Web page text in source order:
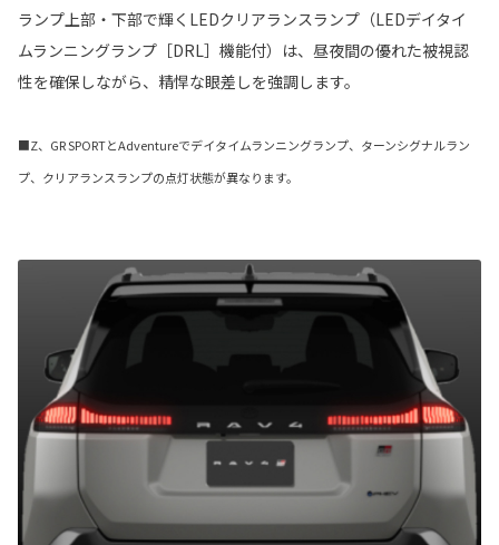
ランプ上部・下部で輝くLEDクリアランスランプ（LEDデイタイ
ムランニングランプ［DRL］機能付）は、昼夜間の優れた被視認
性を確保しながら、精悍な眼差しを強調します。
■Z、GR SPORTとAdventureでデイタイムランニングランプ、ターンシグナルラン
プ、クリアランスランプの点灯状態が異なります。